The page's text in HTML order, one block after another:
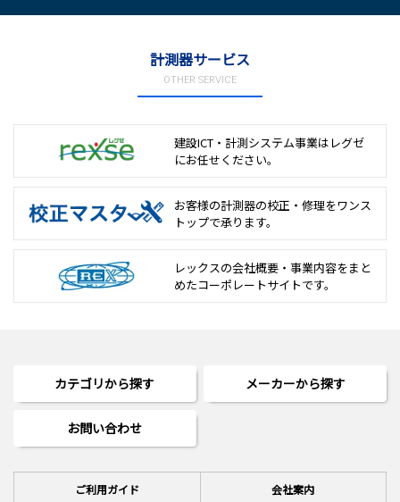
計測器サービス
OTHER SERVICE
建設ICT・計測システム事業は レグゼ
にお任せください。
お客様の計測器の校正・修理をワンス
トップで承ります。
レックスの会社概要・事業内容をまと
めたコーポレートサイトです。
カテゴリから探す メーカーから探す
お問い合わせ
ご利用ガイド 会社案内